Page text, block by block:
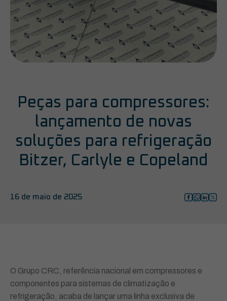
Peças para compressores:
lançamento de novas
soluções para refrigeração
Bitzer, Carlyle e Copeland
16 de maio de 2025
O Grupo CRC, referência nacional em compressores e
componentes para sistemas de climatização e
refrigeração, acaba de lançar uma linha exclusiva de